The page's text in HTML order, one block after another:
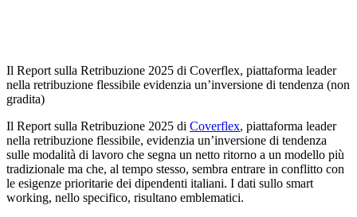
Il Report sulla Retribuzione 2025 di Coverflex, piattaforma leader
nella retribuzione flessibile evidenzia un’inversione di tendenza (non
gradita)
Il Report sulla Retribuzione 2025 di Coverflex, piattaforma leader
nella retribuzione flessibile, evidenzia un’inversione di tendenza
sulle modalità di lavoro che segna un netto ritorno a un modello più
tradizionale ma che, al tempo stesso, sembra entrare in conflitto con
le esigenze prioritarie dei dipendenti italiani. I dati sullo smart
working, nello specifico, risultano emblematici.